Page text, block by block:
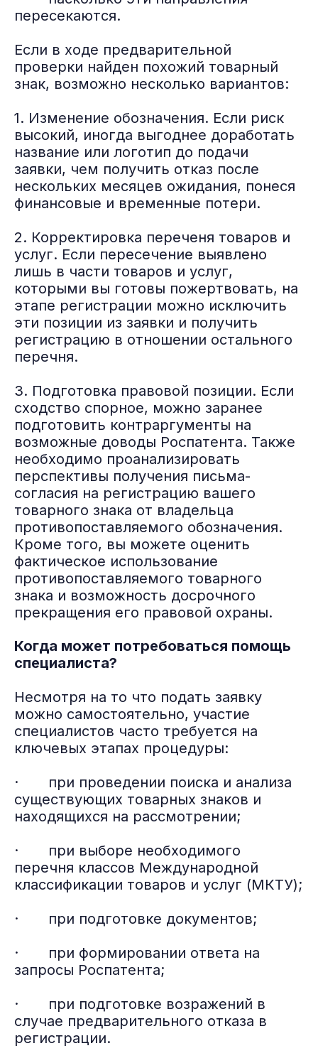
пересекаются.
Если в ходе предварительной
проверки найден похожий товарный
знак, возможно несколько вариантов:
1. Изменение обозначения. Если риск
высокий, иногда выгоднее доработать
название или логотип до подачи
заявки, чем получить отказ после
нескольких месяцев ожидания, понеся
финансовые и временные потери.
2. Корректировка переченя товаров и
услуг. Если пересечение выявлено
лишь в части товаров и услуг,
которыми вы готовы пожертвовать, на
этапе регистрации можно исключить
эти позиции из заявки и получить
регистрацию в отношении остального
перечня.
3. Подготовка правовой позиции. Если
сходство спорное, можно заранее
подготовить контраргументы на
возможные доводы Роспатента. Также
необходимо проанализировать
перспективы получения письма-
согласия на регистрацию вашего
товарного знака от владельца
противопоставляемого обозначения.
Кроме того, вы можете оценить
фактическое использование
противопоставляемого товарного
знака и возможность досрочного
прекращения его правовой охраны.
Когда может потребоваться помощь
специалиста?
Несмотря на то что подать заявку
можно самостоятельно, участие
специалистов часто требуется на
ключевых этапах процедуры:
· при проведении поиска и анализа
существующих товарных знаков и
находящихся на рассмотрении;
· при выборе необходимого
перечня классов Международной
классификации товаров и услуг (МКТУ);
· при подготовке документов;
· при формировании ответа на
запросы Роспатента;
· при подготовке возражений в
случае предварительного отказа в
регистрации.